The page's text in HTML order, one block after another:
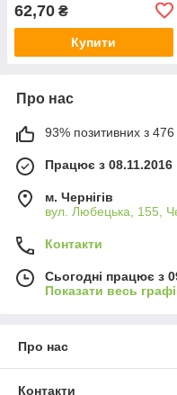
62,70 ₴
Купити
Про нас
93% позитивних з 476
Працює з 08.11.2016
м. Чернігів
вул. Любецька, 155,
Контакти
Сьогодні працює з
Показати весь
Про нас
Контакти